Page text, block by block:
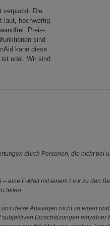
verpackt. Die
laut, hochwertig
Preis-
sind
kann diese
edel. Wir sind
durch Personen, die nicht bei
eine E-Mail mit einem Link zu den
teilen.
diese Aussagen nicht zu eigen
Einschätzungen einzelner